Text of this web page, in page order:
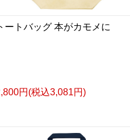
ートバッグ 本がカモメに
円(税込3,081円)